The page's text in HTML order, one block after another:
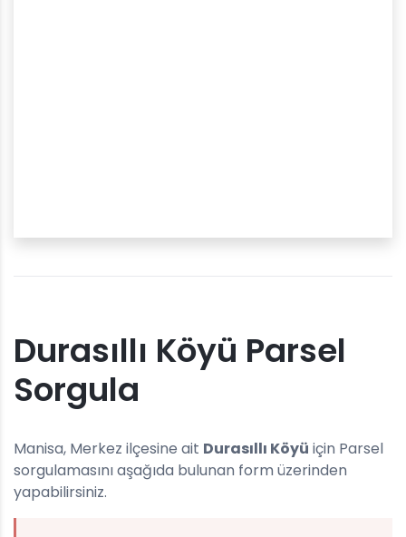
Durasıllı Köyü Parsel
Sorgula
Manisa, Merkez ilçesine ait Durasıllı Köyü için Parsel
sorgulamasını aşağıda bulunan form üzerinden
yapabilirsiniz.